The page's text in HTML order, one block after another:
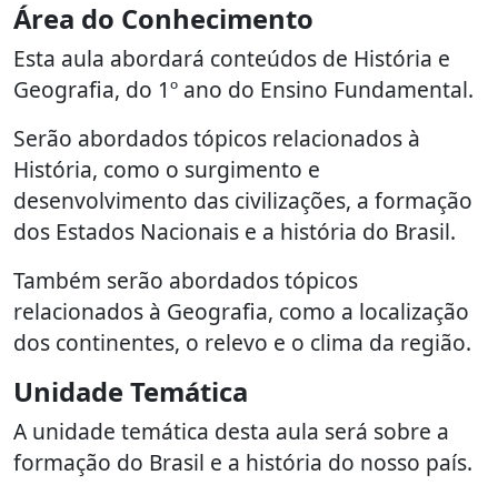
Área do Conhecimento
Esta aula abordará conteúdos de História e
Geografia, do 1º ano do Ensino Fundamental.
Serão abordados tópicos relacionados à
História, como o surgimento e
desenvolvimento das civilizações, a formação
dos Estados Nacionais e a história do Brasil.
Também serão abordados tópicos
relacionados à Geografia, como a localização
dos continentes, o relevo e o clima da região.
Unidade Temática
A unidade temática desta aula será sobre a
formação do Brasil e a história do nosso país.